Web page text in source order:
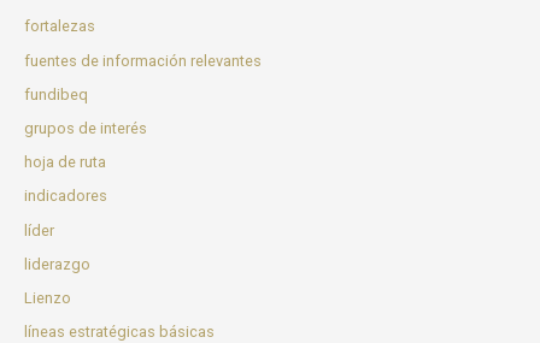
fortalezas
fuentes de información relevantes
fundibeq
grupos de interés
hoja de ruta
indicadores
líder
liderazgo
Lienzo
líneas estratégicas básicas